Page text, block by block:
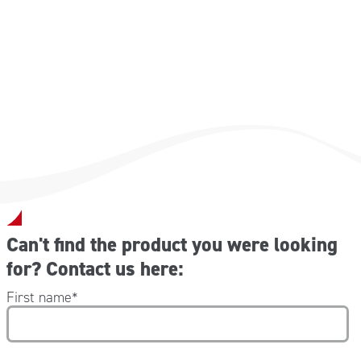
Can't find the product you were looking
for? Contact us here:
First name*